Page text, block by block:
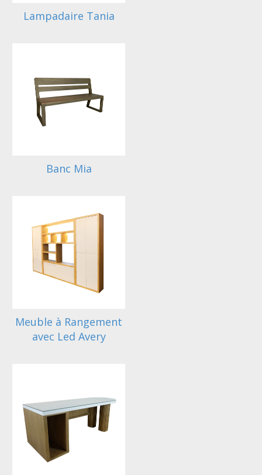
Lampadaire Tania
Banc Mia
Meuble à Rangement
avec Led Avery